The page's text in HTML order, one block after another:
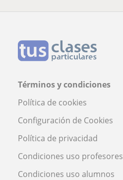
Términos y condiciones
Política de cookies
Configuración de Cookies
Política de privacidad
Condiciones uso profesores
Condiciones uso alumnos